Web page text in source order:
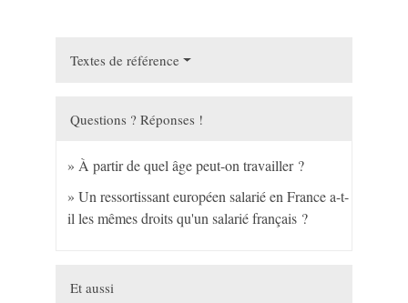
Textes de référence
Questions ? Réponses !
À partir de quel âge peut-on travailler ?
Un ressortissant européen salarié en France a-t-
il les mêmes droits qu'un salarié français ?
Et aussi